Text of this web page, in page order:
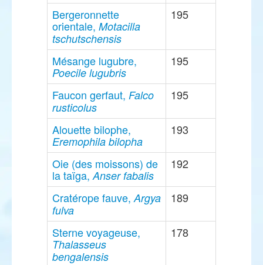
Bergeronnette
orientale, Motacilla
tschutschensis
195
Mésange lugubre,
Poecile lugubris
195
Faucon gerfaut, Falco
rusticolus
195
Alouette bilophe,
Eremophila bilopha
193
Oie (des moissons) de
la taïga, Anser fabalis
192
Cratérope fauve, Argya
fulva
189
Sterne voyageuse,
Thalasseus
bengalensis
178